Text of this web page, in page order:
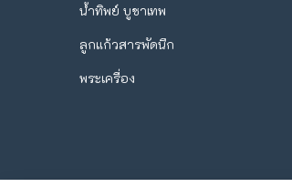
น้ำทิพย์ บูชาเทพ
ลูกแก้วสารพัดนึก
พระเครื่อง